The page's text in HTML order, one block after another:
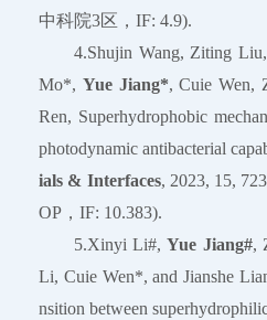
中科院3区，IF: 4.9).
4.Shujin Wang, Ziting
Mo*, Yue Jiang*, Cuie Wen,
Ren, Superhydrophobic
photodynamic antibacterial
ials & Interfaces, 2023, 15,
OP，IF: 10.383).
5.Xinyi Li#,Yue Jiang#,
Li, Cuie Wen*, and Jianshe
nsition between